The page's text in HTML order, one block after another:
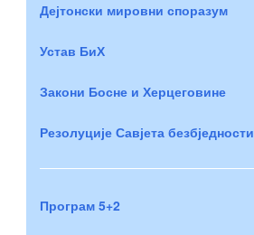
Дејтонски мировни споразум
Устав БиХ
Закони Босне и Херцеговине
Резолуције Савјета безбједности
Програм 5+2